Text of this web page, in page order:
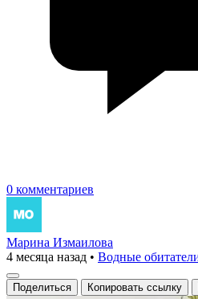
0 комментариев
Марина Измаилова
4 месяца назад • Водные
Поделиться Копировать ссылку